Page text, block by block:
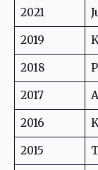
2021
2019
2018
2017
2016
2015